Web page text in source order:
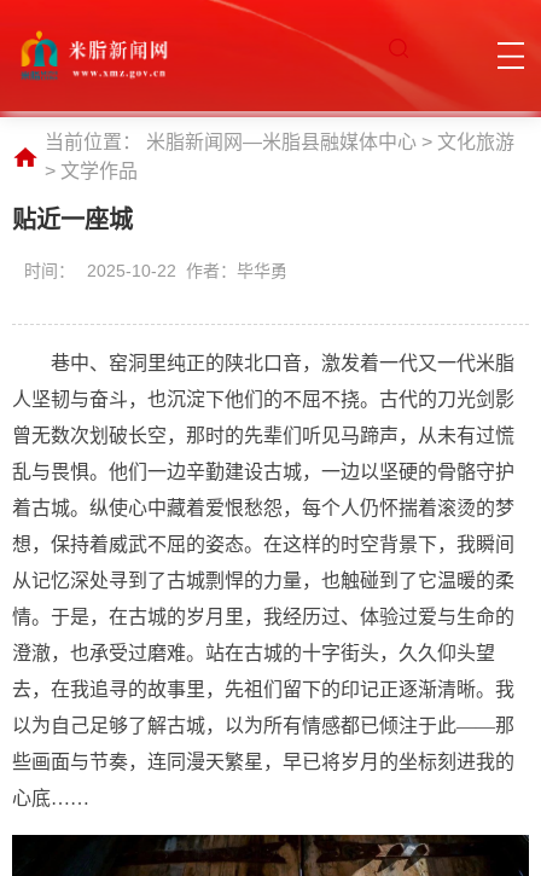
当前位置： 米脂新闻网—米脂县融媒体中心 > 文化旅游
> 文学作品
贴近一座城
时间： 2025-10-22 作者：毕华勇
巷中、窑洞里纯正的陕北口音，激发着一代又一代米脂
人坚韧与奋斗，也沉淀下他们的不屈不挠。古代的刀光剑影
曾无数次划破长空，那时的先辈们听见马蹄声，从未有过慌
乱与畏惧。他们一边辛勤建设古城，一边以坚硬的骨骼守护
着古城。纵使心中藏着爱恨愁怨，每个人仍怀揣着滚烫的梦
想，保持着威武不屈的姿态。在这样的时空背景下，我瞬间
从记忆深处寻到了古城剽悍的力量，也触碰到了它温暖的柔
情。于是，在古城的岁月里，我经历过、体验过爱与生命的
澄澈，也承受过磨难。站在古城的十字街头，久久仰头望
去，在我追寻的故事里，先祖们留下的印记正逐渐清晰。我
以为自己足够了解古城，以为所有情感都已倾注于此——那
些画面与节奏，连同漫天繁星，早已将岁月的坐标刻进我的
心底……